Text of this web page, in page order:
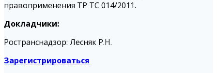
правоприменения ТР ТС 014/2011.
Докладчики:
Ространснадзор: Лесняк Р.Н.
Зарегистрироваться